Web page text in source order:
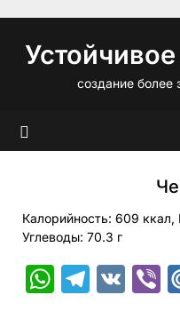
содержимому
создание более
Калорийность: 609
Углеводы: 70.3 г
VK